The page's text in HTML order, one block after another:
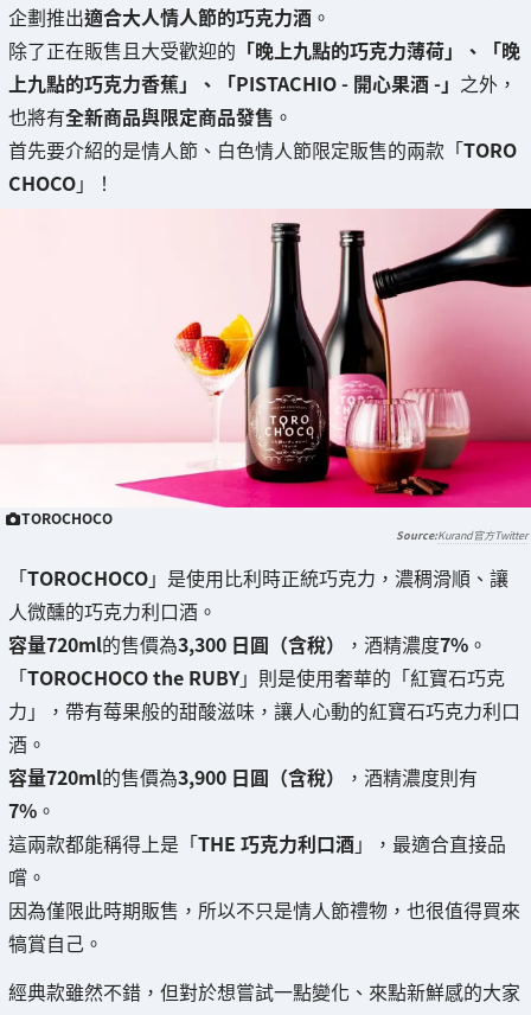
企劃推出適合大人情人節的巧克力酒 。
除了正在販售且大受歡迎的 「晚上九點的巧克力薄荷」、「晚
上九點的巧克力香蕉」、「PISTACHIO - 開心果酒 -」 之外，
也將有全新商品與限定商品發售 。
首先要介紹的是情人節、白色情人節限定販售的兩款「TORO
CHOCO」！
TOROCHOCO
Kurand官方Twitter
「TOROCHOCO」是使用比利時正統巧克力，濃稠滑順、讓
人微醺的巧克力利口酒。
容量720ml的售價為3,300 日圓（含稅） ，酒精濃度7% 。
「TOROCHOCO the RUBY」則是使用奢華的「紅寶石巧克
力」，帶有莓果般的甜酸滋味，讓人心動的紅寶石巧克力利口
酒。
容量720ml的售價為3,900 日圓（含稅）
，酒精濃度則有
7% 。
這兩款都能稱得上是「THE 巧克力利口酒」，最適合直接品
嚐。
因為僅限此時期販售，所以不只是情人節禮物，也很值得買來
犒賞自己。
經典款雖然不錯，但對於想嘗試一點變化、來點新鮮感的大家